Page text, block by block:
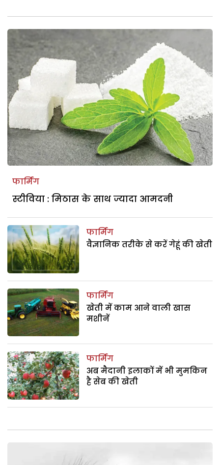
फार्मिंग
स्टीविया : मिठास के साथ ज्यादा आमदनी
फार्मिंग
वैज्ञानिक तरीके से करें गेहूं की खेती
फार्मिंग
खेती में काम आने वाली खास
मशीनें
फार्मिंग
अब मैदानी इलाकों में भी मुमकिन
है सेब की खेती